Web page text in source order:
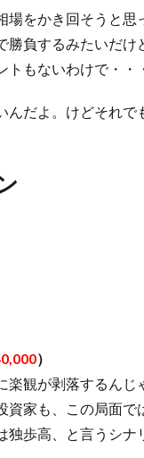
場をかき回そうと
勝負するみたいだ
もないわけで・・
だよ。けどそれで
）
楽観が剥落するん
家も、この局面
歩高、と言うシナ